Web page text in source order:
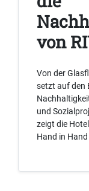
von
Von der
setzt auf den
und
zeigt die
Hand in